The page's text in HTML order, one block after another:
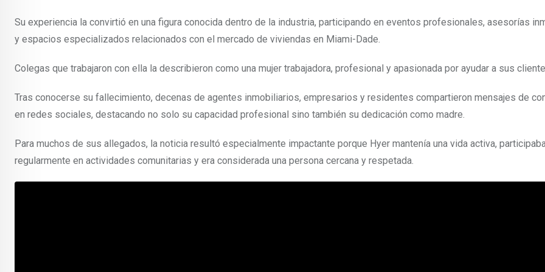
Su experiencia la convirtió en una figura conocida dentro de la industria, participando en eventos profesionales, asesorías
y espacios especializados relacionados con el mercado de viviendas en Miami-Dade.
Colegas que trabajaron con ella la describieron como una mujer trabajadora, profesional y apasionada por ayudar a sus
Tras conocerse su fallecimiento, decenas de agentes inmobiliarios, empresarios y residentes compartieron mensajes de
en redes sociales, destacando no solo su capacidad profesional sino también su dedicación como madre.
Para muchos de sus allegados, la noticia resultó especialmente impactante porque Hyer mantenía una vida activa,
regularmente en actividades comunitarias y era considerada una persona cercana y respetada.